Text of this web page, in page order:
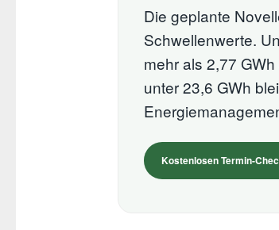
Die geplante
Schwellenwerte.
mehr als 2,77
unter 23,6 GWh
Kostenlosen Termin-